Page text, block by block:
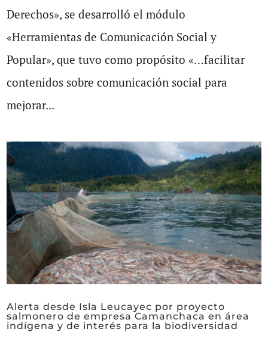
Derechos», se desarrolló el módulo
«Herramientas de Comunicación Social y
Popular», que tuvo como propósito «…facilitar
contenidos sobre comunicación social para
mejorar...
Alerta desde Isla Leucayec por proyecto
salmonero de empresa Camanchaca en área
indígena y de interés para la biodiversidad